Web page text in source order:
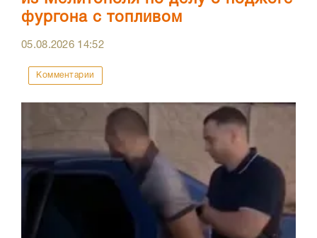
фургона с топливом
05.08.2026 14:52
Комментарии